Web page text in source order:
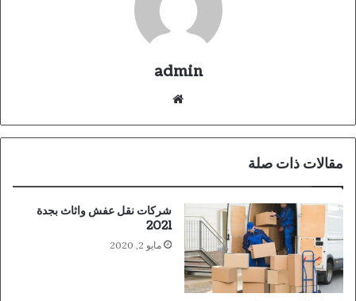
admin
مقالات ذات صلة
شركات نقل عفش واثاث بجدة
2021
مايو 2, 2020